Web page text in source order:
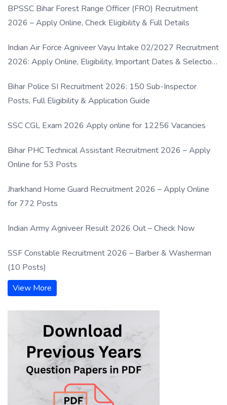
BPSSC Bihar Forest Range Officer (FRO) Recruitment
2026 – Apply Online, Check Eligibility & Full Details
Indian Air Force Agniveer Vayu Intake 02/2027 Recruitment
2026: Apply Online, Eligibility, Important Dates & Selection
Bihar Police SI Recruitment 2026: 150 Sub-Inspector
Posts, Full Eligibility & Application Guide
SSC CGL Exam 2026 Apply online for 12256 Vacancies
Bihar PHC Technical Assistant Recruitment 2026 – Apply
Online for 53 Posts
Jharkhand Home Guard Recruitment 2026 – Apply Online
for 772 Posts
Indian Army Agniveer Result 2026 Out – Check Now
SSF Constable Recruitment 2026 – Barber & Washerman
(10 Posts)
View More